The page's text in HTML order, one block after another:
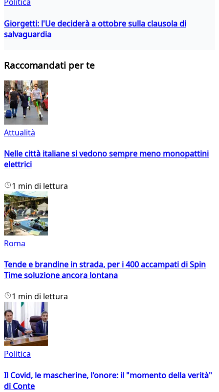
Giorgetti: l'Ue deciderà a ottobre sulla clausola di
salvaguardia
Raccomandati per te
Attualità
Nelle città italiane si vedono sempre meno monopattini
elettrici
1 min di lettura
Roma
Tende e brandine in strada, per i 400 accampati di Spin
Time soluzione ancora lontana
1 min di lettura
Politica
Il Covid, le mascherine, l'onore: il "momento della verità"
di Conte